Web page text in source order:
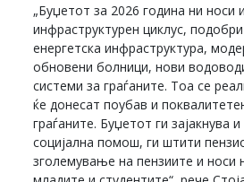
„Буџетот за 2026 година ни носи
инфраструктурен циклус,
енергетска инфраструктура,
обновени болници, нови
системи за граѓаните. Тоа се
ќе донесат поубав и
граѓаните. Буџетот ги зајакнува
социјална помош, ги штити
зголемување на пензиите и носи